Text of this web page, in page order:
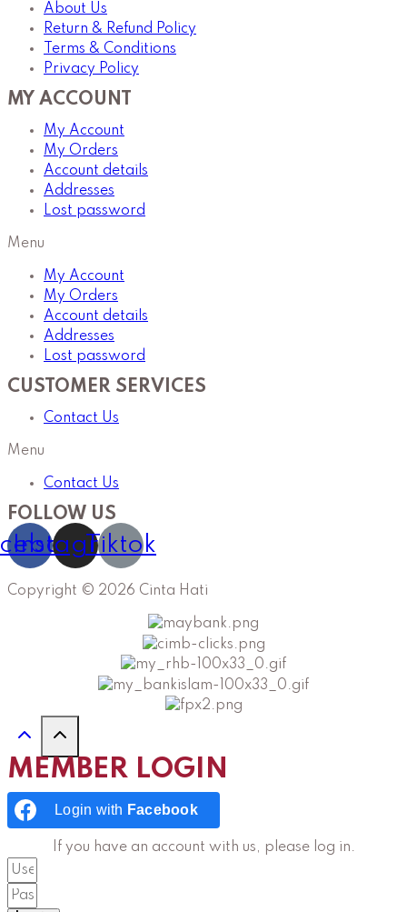
About Us
Return & Refund Policy
Terms & Conditions
Privacy Policy
MY ACCOUNT
My Account
My Orders
Account details
Addresses
Lost password
Menu
My Account
My Orders
Account details
Addresses
Lost password
CUSTOMER SERVICES
Contact Us
Menu
Contact Us
FOLLOW US
Instagram
Tiktok
Copyright © 2026 Cinta Hati
MEMBER LOGIN
Login with Facebook
If you have an account with us, please log in.